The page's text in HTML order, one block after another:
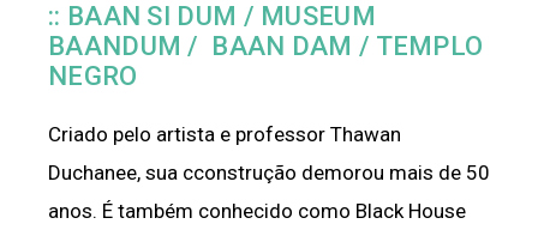
:: BAAN SI DUM / MUSEUM
BAANDUM / BAAN DAM / TEMPLO
NEGRO
Criado pelo artista e professor Thawan
Duchanee, sua cconstrução demorou mais de 50
anos. É também conhecido como Black House